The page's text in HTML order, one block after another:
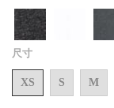
尺寸
XS S M